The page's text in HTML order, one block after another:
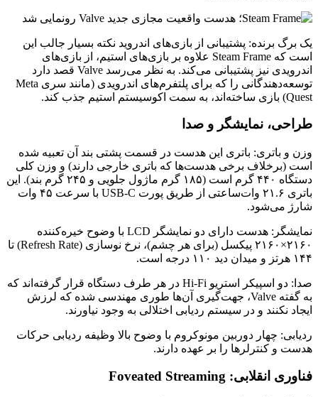
یک برگ برنده: پشتیبانی از بازی‌های اندروید نکته بسیار جالب این
است که Steam Frame علاوه بر بازی‌های استیم، از بازی‌های
اندرویدی نیز پشتیبانی می‌کند. به نظر می‌رسد Valve قصد دارد
توسعه‌دهندگانی را که برای پلتفرم‌های اندرویدی (مانند سری Meta
Quest) بازی ساخته‌اند، به سمت اکوسیستم استیم جذب کند.
طراحی، نمایشگر و صدا
وزن و باتری: باتری این هدست در قسمت پشتی بند آن تعبیه شده
است (برخلاف برخی هدست‌ها که باتری خارجی دارند) و وزن کلی
دستگاه ۴۴۰ گرم است (۱۸۵ گرم ماژول جلویی و ۲۴۵ گرم بند). این
باتری ۲۱.۶ وات‌ساعتی از طریق پورت USB-C با سرعت ۴۵ وات
شارژ می‌شود.
نمایشگر: هدست دارای دو نمایشگر LCD با وضوح خیره‌کننده
۲۱۶۰×۲۱۶۰ پیکسل (برای هر چشم)، نرخ نوسازی (Refresh Rate) تا
۱۴۴ هرتز و میدان دید ۱۱۰ درجه است.
صدا: دو اسپیکر استریو Hi-Fi در هر طرف دستگاه قرار گرفته‌اند که
به گفته Valve، جهت‌گیری آن‌ها طوری مهندسی شده که لرزش
ایجاد نکنند و در سیستم ردیابی اختلالی به وجود نیاورند.
ردیابی: چهار دوربین مونوکروم با وضوح بالا وظیفه ردیابی حرکات
هدست و کنترلرها را بر عهده دارند.
فناوری انقلابی: Foveated Streaming